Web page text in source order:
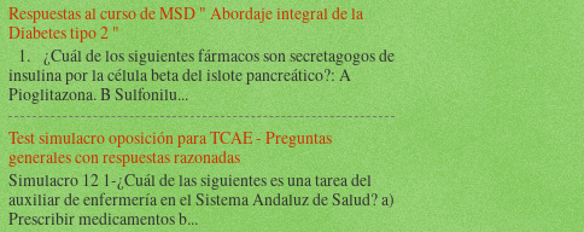
Respuestas al curso de MSD " Abordaje integral de la
Diabetes tipo 2 "
1. ¿Cuál de los siguientes fármacos son secretagogos de
insulina por la célula beta del islote pancreático?: A
Pioglitazona. B Sulfonilu...
Test simulacro oposición para TCAE - Preguntas
generales con respuestas razonadas
Simulacro 12 1-¿Cuál de las siguientes es una tarea del
auxiliar de enfermería en el Sistema Andaluz de Salud? a)
Prescribir medicamentos b...